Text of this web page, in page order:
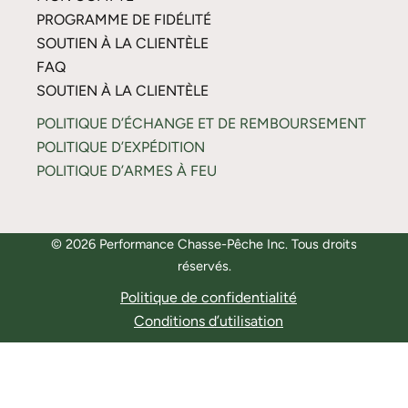
PROGRAMME DE FIDÉLITÉ
SOUTIEN À LA CLIENTÈLE
FAQ
SOUTIEN À LA CLIENTÈLE
POLITIQUE D’ÉCHANGE ET DE REMBOURSEMENT
POLITIQUE D’EXPÉDITION
POLITIQUE D’ARMES À FEU
© 2026 Performance Chasse-Pêche Inc. Tous droits
réservés.
Politique de confidentialité
Conditions d’utilisation